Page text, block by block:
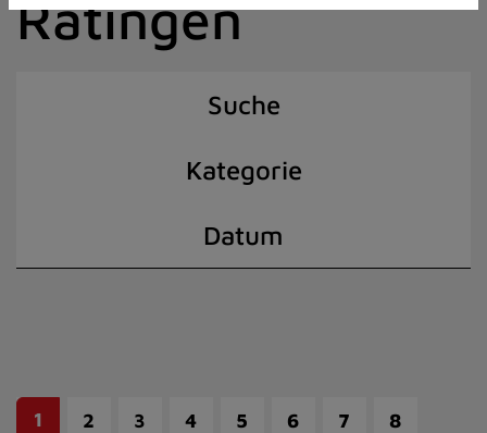
I)
Ratingen
Suche
Kategorie
Datum
1 2 3 4 5 6 7
8